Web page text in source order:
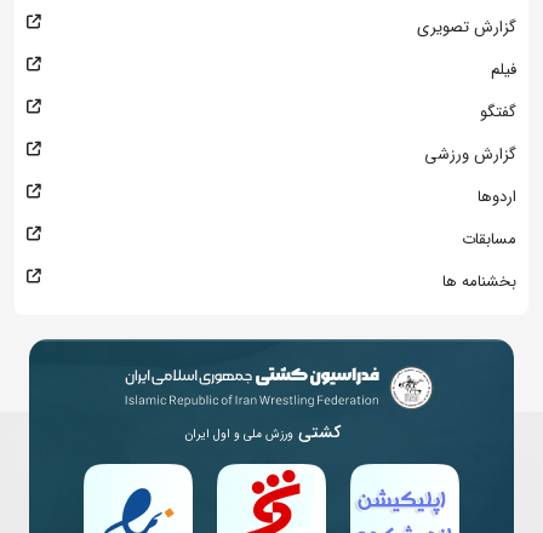
گزارش تصویری
فیلم
گفتگو
گزارش ورزشی
اردوها
مسابقات
بخشنامه ها
کشتی ورزش ملی و اول ایران